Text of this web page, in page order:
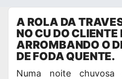
Pular
para
conteúdo
A ROLA DA
NO CU DO CLIENTE
ARROMBANDO O
DE FODA QUENTE.
Numa noite